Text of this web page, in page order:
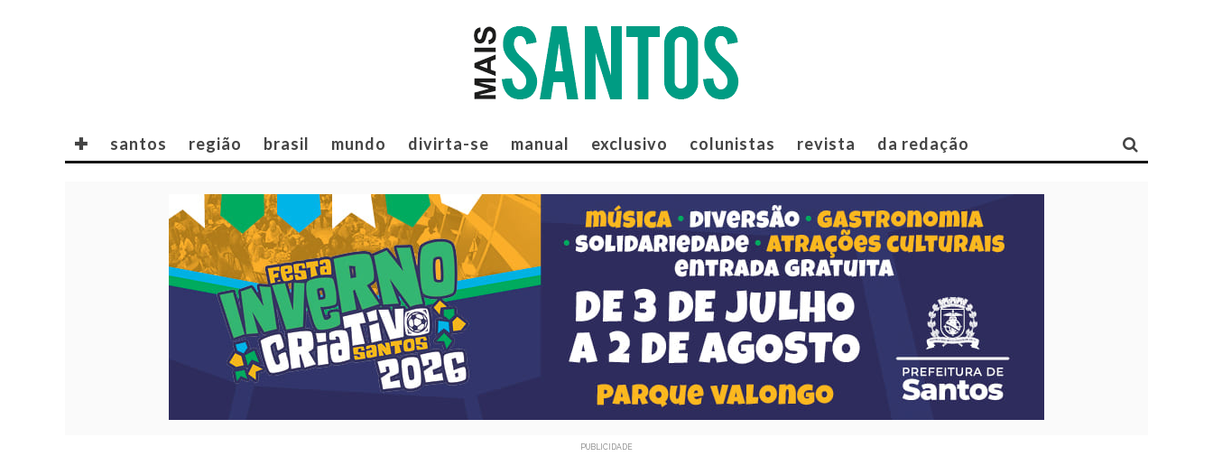
✚ santos região brasil mundo divirta-se manual exclusivo colunistas revista da redação
PUBLICIDADE